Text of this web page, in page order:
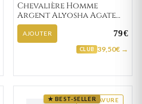
Chevalière Homme
Argent Alyosha Agate
Noir
AJOUTER 79€
CLUB 39,50€ →
GRAVURE
★ BEST-SELLER